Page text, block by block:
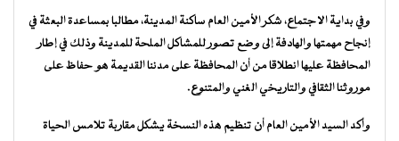
وفي بداية الاجتماع، شكر الأمين العام ساكنة المدينة، مطالبا بمساعدة البعثة في
إنجاح مهمتها والهادفة إلى وضع تصور للمشاكل الملحة للمدينة وذلك في إطار
المحافظة عليها انطلاقا من أن المحافظة على مدننا القديمة هو حفاظ على
موروثنا الثقافي والتاريخي الغني والمتنوع.
وأكد السيد الأمين العام أن تنظيم هذه النسخة يشكل مقاربة تلامس الحياة